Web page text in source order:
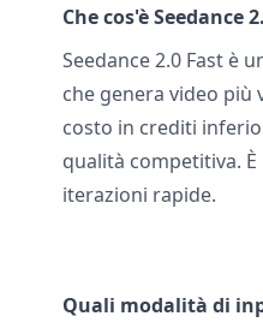
Che cos'è Seedance
Seedance 2.0 Fast è
che genera video più
costo in crediti
qualità competitiva.
iterazioni rapide.
Quali modalità di